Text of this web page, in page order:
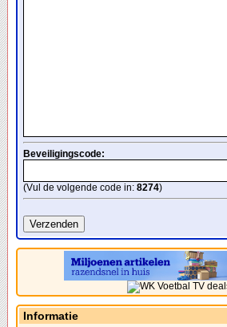
Beveiligingscode:
(Vul de volgende code in: 8274)
Informatie